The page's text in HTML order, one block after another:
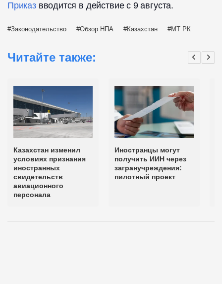
Приказвводится в действие с 9 августа.
Законодательство Обзор НПА Казахстан МТ РК
Читайте также:
Казахстан изменил
условиях признания
иностранных
свидетельств
авиационного
персонала
Иностранцы могут
получить ИИН через
загранучреждения:
пилотный проект